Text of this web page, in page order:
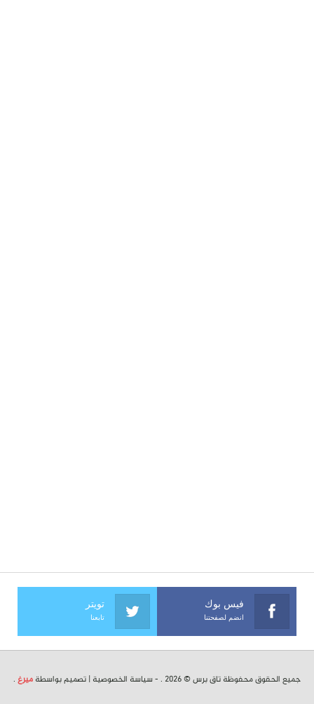
فيس بوك
انضم لصفحتنا
تويتر
تابعنا
جميع الحقوق محفوظة تاق برس © 2026 . - سياسة الخصوصية | تصميم بواسطة ميرغ .